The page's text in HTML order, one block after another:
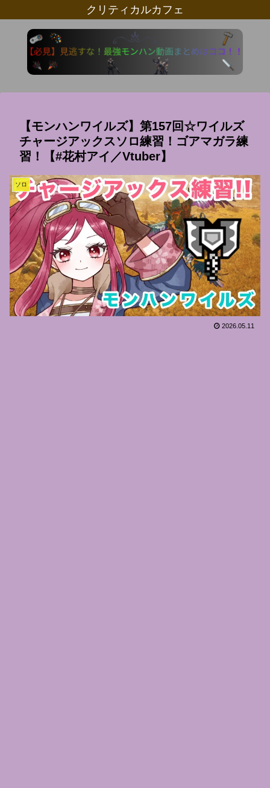
クリティカルカフェ
【モンハンワイルズ】第157回☆ワイルズ
チャージアックスソロ練習！ゴアマガラ練
習！【#花村アイ／Vtuber】
ソロ
2026.05.11